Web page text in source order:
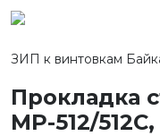
ЗИП к винтовкам
Прокладка
МР-512/